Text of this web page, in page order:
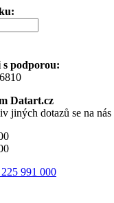
podporou:
Datart.cz
jiných dotazů se na nás
991 000